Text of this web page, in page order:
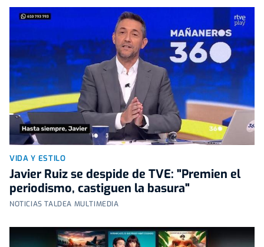
VIDA Y ESTILO
Javier Ruiz se despide de TVE: "Premien el
periodismo, castiguen la basura"
NOTICIAS TALDEA MULTIMEDIA